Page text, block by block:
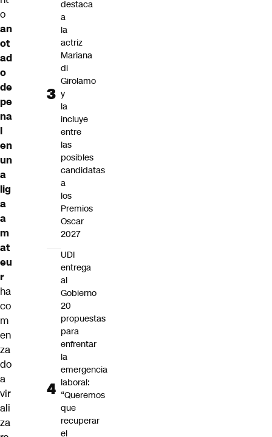
o
an
ot
ad
o
de
pe
na
l
en
un
a
lig
a
a
m
at
eu
r
ha
co
m
en
za
do
a
vir
ali
za
destaca
a
la
actriz
Mariana
di
Girolamo
y
la
incluye
entre
las
posibles
candidatas
a
los
Premios
Oscar
2027
UDI
entrega
al
Gobierno
20
propuestas
para
enfrentar
la
emergencia
laboral:
“Queremos
que
recuperar
el